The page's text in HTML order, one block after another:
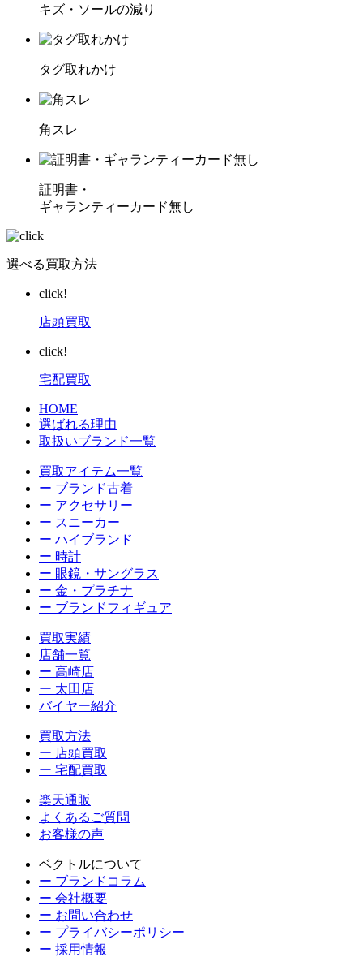
キズ・ソールの減り
タグ取れかけ
角スレ
証明書・
ギャランティーカード無し
選べる買取方法
click!
店頭買取
click!
宅配買取
HOME
選ばれる理由
取扱いブランド一覧
買取アイテム一覧
ー ブランド古着
ー アクセサリー
ー スニーカー
ー ハイブランド
ー 時計
ー 眼鏡・サングラス
ー 金・プラチナ
ー ブランドフィギュア
買取実績
店舗一覧
ー 高崎店
ー 太田店
バイヤー紹介
買取方法
ー 店頭買取
ー 宅配買取
楽天通販
よくあるご質問
お客様の声
ベクトルについて
ー ブランドコラム
ー 会社概要
ー お問い合わせ
ー プライバシーポリシー
ー 採用情報